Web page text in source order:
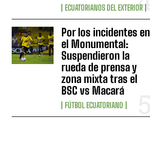
ECUATORIANOS DEL EXTERIOR
Por los incidentes en
el Monumental:
Suspendieron la
rueda de prensa y
zona mixta tras el
BSC vs Macará
FÚTBOL ECUATORIANO